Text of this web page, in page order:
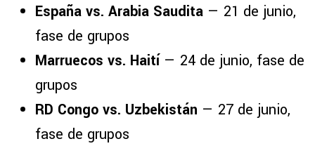
España vs. Arabia Saudita — 21 de junio,
fase de grupos
Marruecos vs. Haití— 24 de junio, fase de
grupos
RD Congo vs. Uzbekistán — 27 de junio,
fase de grupos